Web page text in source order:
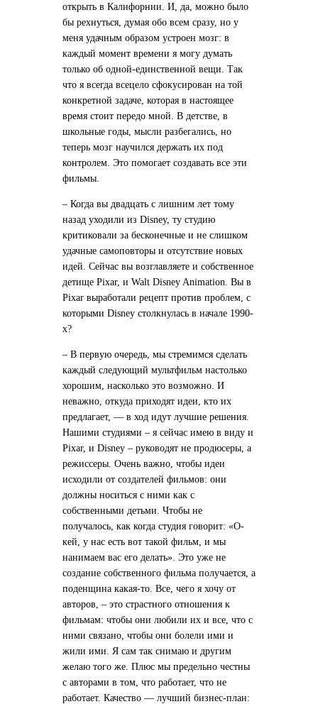
открыть в Калифорнии. И, да, можно было
бы рехнуться, думая обо всем сразу, но у
меня удачным образом устроен мозг: в
каждый момент времени я могу думать
только об одной-единственной вещи. Так
что я всегда всецело сфокусирован на той
конкретной задаче, которая в настоящее
время стоит передо мной. В детстве, в
школьные годы, мысли разбегались, но
теперь мозг научился держать их под
контролем. Это помогает создавать все эти
фильмы.
– Когда вы двадцать с лишним лет тому
назад уходили из Disney, ту студию
критиковали за бесконечные и не слишком
удачные самоповторы и отсутствие новых
идей. Сейчас вы возглавляете и собственное
детище Pixar, и Walt Disney Animation. Вы в
Pixar выработали рецепт против проблем, с
которыми Disney столкнулась в начале 1990-
х?
– В первую очередь, мы стремимся сделать
каждый следующий мультфильм настолько
хорошим, насколько это возможно. И
неважно, откуда приходят идеи, кто их
предлагает, — в ход идут лучшие решения.
Нашими студиями – я сейчас имею в виду и
Pixar, и Disney – руководят не продюсеры, а
режиссеры. Очень важно, чтобы идеи
исходили от создателей фильмов: они
должны носиться с ними как с
собственными детьми. Чтобы не
получалось, как когда студия говорит: «О-
кей, у нас есть вот такой фильм, и мы
нанимаем вас его делать». Это уже не
создание собственного фильма получается, а
поденщина какая-то. Все, чего я хочу от
авторов, – это страстного отношения к
фильмам: чтобы они любили их и все, что с
ними связано, чтобы они болели ими и
жили ими. Я сам так снимаю и другим
желаю того же. Плюс мы предельно честны
с авторами в том, что работает, что не
работает. Качество — лучший бизнес-план: